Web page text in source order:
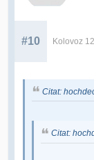
#10 Kolovoz
Citat:
Citat: